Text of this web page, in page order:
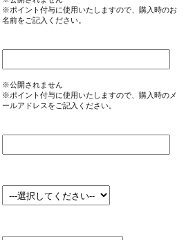
※ポイント付与に使用いたしますので、購入時のお
名前をご記入ください。
※公開されません
※ポイント付与に使用いたしますので、購入時のメ
ールアドレスをご記入ください。